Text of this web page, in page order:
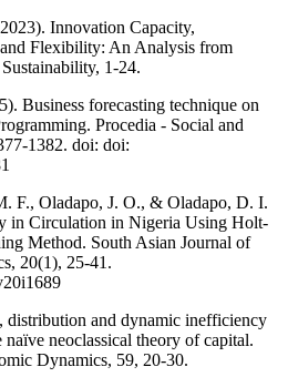
Innovation Capacity,
Flexibility: An Analysis from
1-24.
Business forecasting technique on
Procedia - Social and
1382. doi: doi:
F., Oladapo, J. O., & Oladapo, D. I.
in Circulation in Nigeria Using Holt-
Method. South Asian Journal of
20(1), 25-41.
and dynamic inefficiency
neoclassical theory of capital.
Dynamics, 59, 20-30.